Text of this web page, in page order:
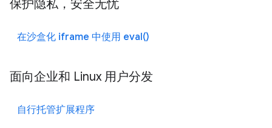
保护隐私，安全无忧
在沙盒化 iframe 中使用 eval()
面向企业和 Linux 用户分发
自行托管扩展程序